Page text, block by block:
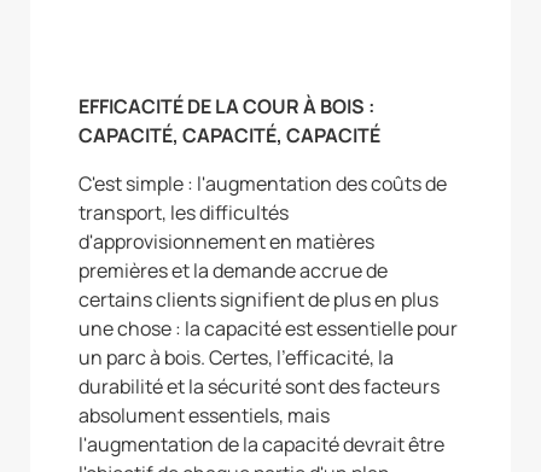
EFFICACITÉ DE LA COUR À BOIS :
CAPACITÉ, CAPACITÉ, CAPACITÉ
C'est simple : l'augmentation des coûts de
transport, les difficultés
d'approvisionnement en matières
premières et la demande accrue de
certains clients signifient de plus en plus
une chose : la capacité est essentielle pour
un parc à bois. Certes, l'efficacité, la
durabilité et la sécurité sont des facteurs
absolument essentiels, mais
l'augmentation de la capacité devrait être